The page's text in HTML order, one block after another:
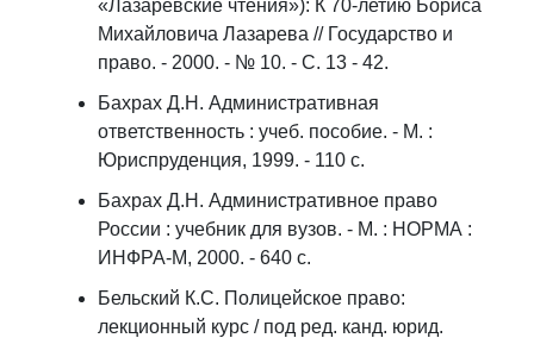
«Лазаревские чтения»): К 70-летию Бориса
Михайловича Лазарева // Государство и
право. - 2000. - № 10. - С. 13 - 42.
Бахрах Д.Н. Административная
ответственность : учеб. пособие. - М. :
Юриспруденция, 1999. - 110 с.
Бахрах Д.Н. Административное право
России : учебник для вузов. - М. : НОРМА :
ИНФРА-М, 2000. - 640 с.
Бельский К.С. Полицейское право:
лекционный курс / под ред. канд. юрид.